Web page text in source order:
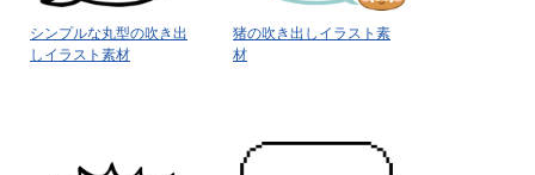
シンプルな丸型の吹き出
しイラスト素材
猪の吹き出しイラスト素
材